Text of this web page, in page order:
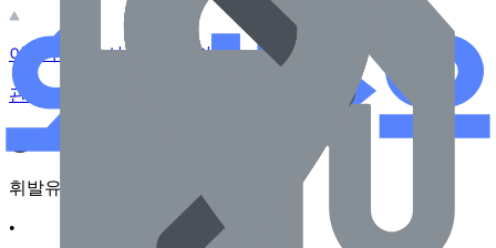
이 주유소의 사장님이신가요?
관리하기
휘발유
•